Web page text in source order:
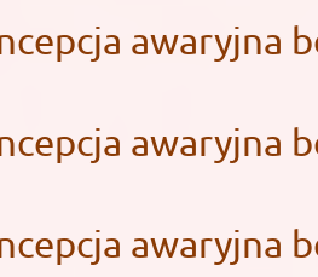
awaryjna
awaryjna
awaryjna